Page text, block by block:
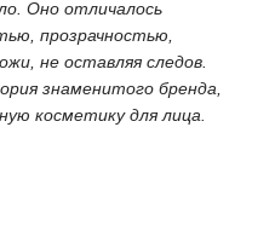
Оно отличалось
прозрачностью,
не оставляя следов.
знаменитого бренда,
косметику для лица.